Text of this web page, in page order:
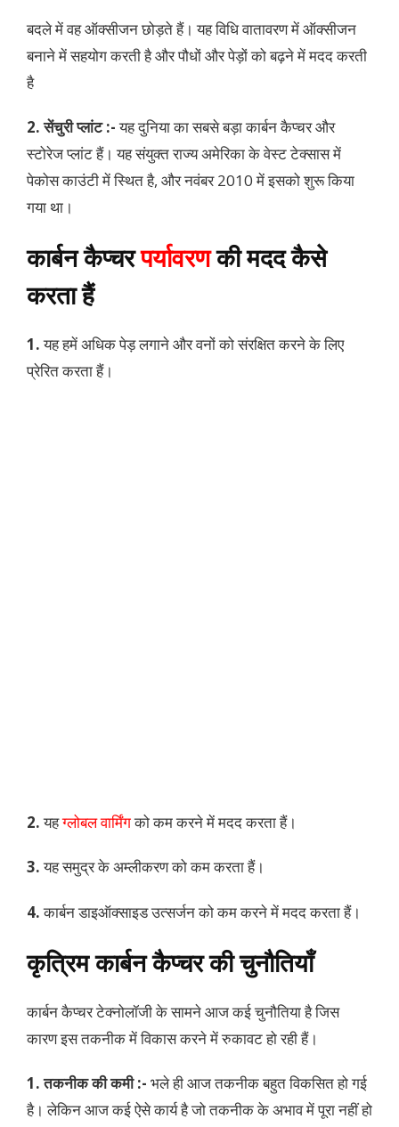
बदले में वह ऑक्सीजन छोड़ते हैं। यह विधि वातावरण में ऑक्सीजन
बनाने में सहयोग करती है और पौधों और पेड़ों को बढ़ने में मदद करती
है
2. सेंचुरी प्लांट :-यह दुनिया का सबसे बड़ा कार्बन कैप्चर और
स्टोरेज प्लांट हैं। यह संयुक्त राज्य अमेरिका के वेस्ट टेक्सास में
पेकोस काउंटी में स्थित है, और नवंबर 2010 में इसको शुरू किया
गया था।
कार्बन कैप्चरपर्यावरणकी मदद कैसे
करता हैं
1.यह हमें अधिक पेड़ लगाने और वनों को संरक्षित करने के लिए
प्रेरित करता हैं।
2.यहग्लोबल वार्मिंगको कम करने में मदद करता हैं।
3.यह समुद्र के अम्लीकरण को कम करता हैं।
4.कार्बन डाइऑक्साइड उत्सर्जन को कम करने में मदद करता हैं।
कृत्रिम कार्बन कैप्चर की चुनौतियाँ
कार्बन कैप्चर टेक्नोलॉजी के सामने आज कई चुनौतिया है जिस
कारण इस तकनीक में विकास करने में रुकावट हो रही हैं।
1. तकनीक की कमी :- भले ही आज तकनीक बहुत विकसित हो गई
है। लेकिन आज कई ऐसे कार्य है जो तकनीक के अभाव में पूरा नहीं हो